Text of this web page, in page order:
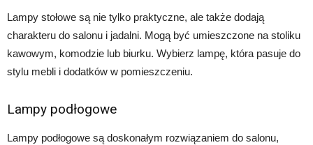
Lampy stołowe są nie tylko praktyczne, ale także dodają
charakteru do salonu i jadalni. Mogą być umieszczone na stoliku
kawowym, komodzie lub biurku. Wybierz lampę, która pasuje do
stylu mebli i dodatków w pomieszczeniu.
Lampy podłogowe
Lampy podłogowe są doskonałym rozwiązaniem do salonu,